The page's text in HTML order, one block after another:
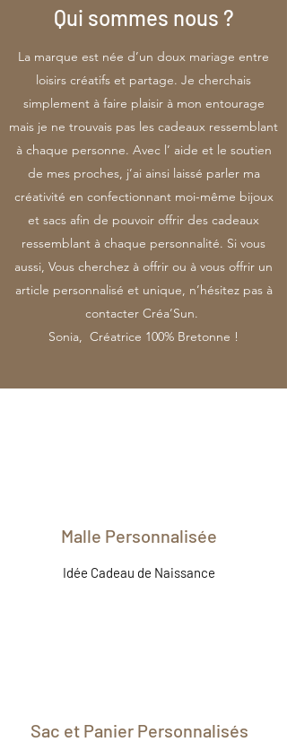
Qui sommes nous ?
La marque est née d’un doux mariage entre
loisirs créatifs et partage. Je cherchais
simplement à faire plaisir à mon entourage
mais je ne trouvais pas les cadeaux ressemblant
à chaque personne. Avec l’ aide et le soutien
de mes proches, j’ai ainsi laissé parler ma
créativité en confectionnant moi-même bijoux
et sacs afin de pouvoir offrir des cadeaux
ressemblant à chaque personnalité. Si vous
aussi, Vous cherchez à offrir ou à vous offrir un
article personnalisé et unique, n’hésitez pas à
contacter Créa’Sun.
Sonia, Créatrice 100% Bretonne !
Malle Personnalisée
Idée Cadeau de Naissance
Sac et Panier Personnalisés